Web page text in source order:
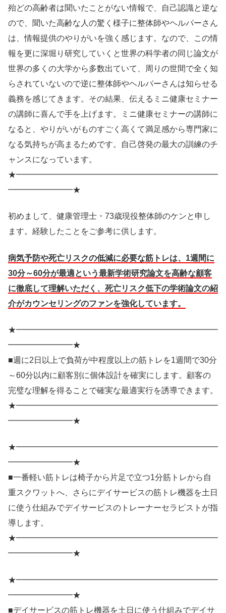
殆どの高齢者は聞いたことがない情報で、自己認識と逆な
ので、聞いた高齢な人の驚く様子に整体師やヘルパーさん
は、情報提供のやりがいを強く感じます。なので、この情
報を更に深堀り研究していくと世界の科学者の同じ論文が
世界の多くの大学から多数出ていて、周りの世間で全く知
らされていないので逆に整体師やヘルパーさんは知らせる
義務を感じてきます。その結果、伝えるミニ健康セミナー
の講師に喜んで手を上げます。ミニ健康セミナーの講師に
なると、やりがいがものすごく高くて満足感から専門家に
なる気持ちが高まるためです。自己啓発の最大の訓練のチ
ャンスになっています。
★━━━━━━━━━━━━━━━━━━━━━━━━━
━━━━━━━━★
初めまして、健康管理士・73歳現役整体師のケンと申し
ます。経験したことをご参考に供します。
病気予防や死亡リスクの低減に必要な筋トレは、1週間に
30分～60分が最適という最新学術研究論文を高齢な顧客
に徹底して理解いただく、死亡リスク低下の学術論文の紹
介がカウンセリングのファンを強化しています。
★━━━━━━━━━━━━━━━━━━━━━━━━━
━━━━━━━━★
■週に2日以上で負荷が中程度以上の筋トレを1週間で30分
～60分以内に顧客別に個体設計を確実にします。顧客の
完璧な理解を得ることで確実な最適実行を誘導できます。
★━━━━━━━━━━━━━━━━━━━━━━━━━
━━━━━━━━★
★━━━━━━━━━━━━━━━━━━━━━━━━━
━━━━━━━━★
■一番軽い筋トレは椅子から片足で立つ1分筋トレから自
重スクワットへ、さらにデイサービスの筋トレ機器を土日
に使う仕組みでデイサービスのトレーナーセラピストが指
導します。
★━━━━━━━━━━━━━━━━━━━━━━━━━
━━━━━━━━★
★━━━━━━━━━━━━━━━━━━━━━━━━━
━━━━━━━━★
■デイサービスの筋トレ機器を土日に使う仕組みでデイサ